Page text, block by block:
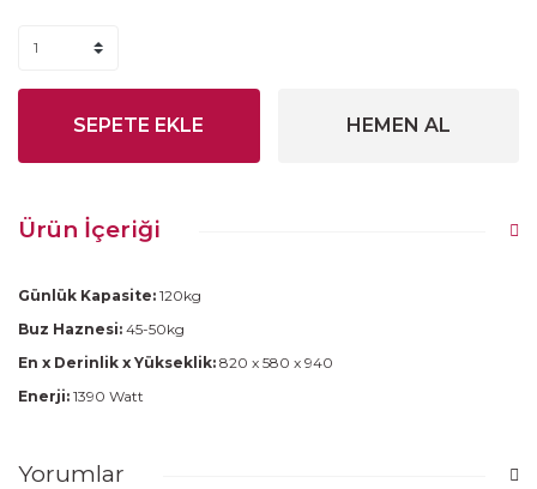
SEPETE EKLE HEMEN AL
Ürün İçeriği
Günlük Kapasite: 120kg
Buz Haznesi: 45-50kg
En x Derinlik x Yükseklik: 820 x 580 x 940
Enerji: 1390 Watt
Yorumlar